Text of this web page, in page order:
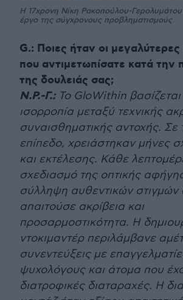
H 17χρονη Νίκη Ρακοπούλου-
έργο της σύγχρονους προβληματισμούς
G.: Ποιες ήταν οι
που αντιμετωπίσατε κατά την
της δουλειάς σας;
Ν.Ρ.-Γ.:Το GloWithin βασίζεται
ισορροπία μεταξύ τεχνικής
συναισθηματικής αντοχής. Σε
επίπεδο, χρειάστηκαν μήνες
και εκτέλεσης. Κάθε
σχεδιασμό της οπτικής
σύλληψη αυθεντικών στιγμών
απαιτούσε ακρίβεια και
προσαρμοστικότητα. Η
ντοκιμαντέρ περιλάμβανε
συνεντεύξεις με
ψυχολόγους και άτομα που
διατροφικές διαταραχές. Η